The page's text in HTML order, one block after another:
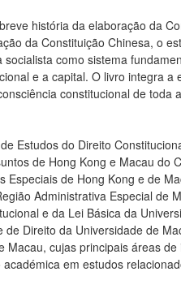
história da elaboração da
da Constituição Chinesa, o
como sistema
e a capital. O livro integra
constitucional de
Estudos do Direito
de Hong Kong e Macau do
de Hong Kong e de
Administrativa Especial de
e da Lei Básica da
Direito da Universidade de
cujas principais áreas
em estudos